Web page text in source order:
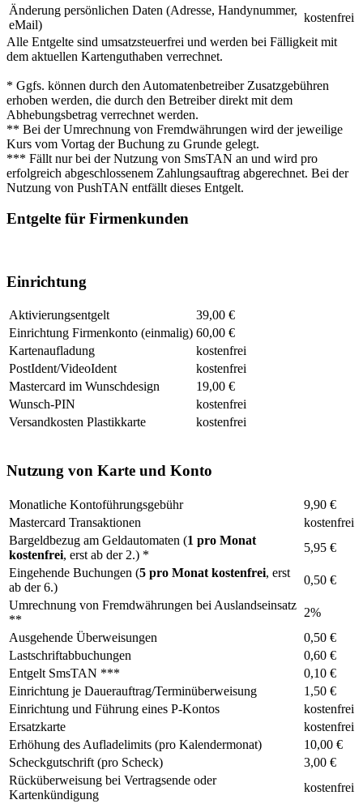
Änderung persönlichen Daten (Adresse, Handynummer,
eMail)
kostenfrei
Alle Entgelte sind umsatzsteuerfrei und werden bei Fälligkeit mit
dem aktuellen Kartenguthaben verrechnet.
* Ggfs. können durch den Automatenbetreiber Zusatzgebühren
erhoben werden, die durch den Betreiber direkt mit dem
Abhebungsbetrag verrechnet werden.
** Bei der Umrechnung von Fremdwährungen wird der jeweilige
Kurs vom Vortag der Buchung zu Grunde gelegt.
*** Fällt nur bei der Nutzung von SmsTAN an und wird pro
erfolgreich abgeschlossenem Zahlungsauftrag abgerechnet. Bei der
Nutzung von PushTAN entfällt dieses Entgelt.
Entgelte für Firmenkunden
Einrichtung
Aktivierungsentgelt
39,00 €
Einrichtung Firmenkonto (einmalig) 60,00 €
Kartenaufladung
kostenfrei
PostIdent/VideoIdent
kostenfrei
Mastercard im Wunschdesign
19,00 €
Wunsch-PIN
kostenfrei
Versandkosten Plastikkarte
kostenfrei
Nutzung von Karte und Konto
Monatliche Kontoführungsgebühr
9,90 €
Mastercard Transaktionen
kostenfrei
Bargeldbezug am Geldautomaten (1 pro Monat
kostenfrei, erst ab der 2.) *
5,95 €
Eingehende Buchungen (5 pro Monat kostenfrei, erst
ab der 6.)
0,50 €
Umrechnung von Fremdwährungen bei Auslandseinsatz
**
2%
Ausgehende Überweisungen
0,50 €
Lastschriftabbuchungen
0,60 €
Entgelt SmsTAN ***
0,10 €
Einrichtung je Dauerauftrag/Terminüberweisung
1,50 €
Einrichtung und Führung eines P-Kontos
kostenfrei
Ersatzkarte
kostenfrei
Erhöhung des Aufladelimits (pro Kalendermonat)
10,00 €
Scheckgutschrift (pro Scheck)
3,00 €
Rücküberweisung bei Vertragsende oder
Kartenkündigung
kostenfrei